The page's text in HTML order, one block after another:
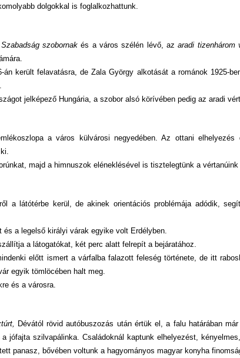
dolgokkal is foglalkozhattunk.
Szabadság szobornakés a város szélén lévő, azaradi tizenhárom
án került felavatásra, de Zala György alkotását a románok 1925-
jelképező Hungária, a szobor alsó körívében pedig az aradi
a város külvárosi negyedében. Az ottani
majd a himnuszok eléneklésével is tisztelegtünk a
a látótérbe kerül, de akinek orientációs problémája adódik,
a legelső királyi várak egyike volt Erdélyben.
a látogatókat, két perc alatt felrepít a bejáratához.
előtt ismert a várfalba falazott feleség története, de itt
egyik tömlöcében halt meg.
és a városra.
Dévától rövid autóbuszozás után értük el, a falu határában
jófajta szilvapálinka. Családoknál kaptunk elhelyezést,
panasz, bővében voltunk a hagyományos magyar konyha